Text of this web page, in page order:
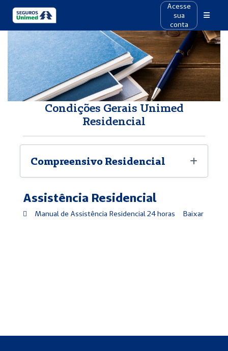
Acesse
sua
conta
Condições Gerais Unimed
Residencial
Compreensivo Residencial
Cond. Gerais - Residencial - Vigência a partir
de 02/06/2026
Assistência Residencial
Manual de Assistência Residencial 24 horas Baixar